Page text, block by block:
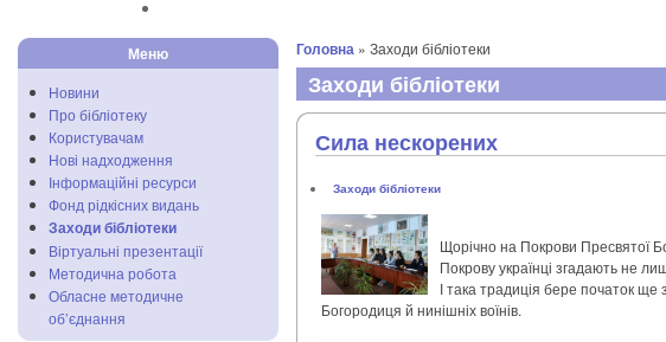
Меню
Новини
Про бібліотеку
Користувачам
Нові надходження
Інформаційні ресурси
Фонд рідкісних видань
Заходи бібліотеки
Віртуальні презентації
Методична робота
Обласне методичне
об’єднання
Головна » Заходи бібліотеки
Заходи бібліотеки
Сила нескорених
Заходи бібліотеки
Щорічно на Покрови Пресвятої
Покрову українці згадають не
І така традиція бере початок ще
Богородиця й нинішніх воїнів.